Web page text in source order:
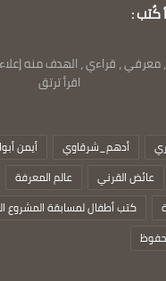
كُتب :
، قراءي ، الهدف منه
اقرأ ترتق
أدهم_شرقاوي أيمن
عائض القرني عالم المعرفة
كتب أطفال لمسابقة المشروع